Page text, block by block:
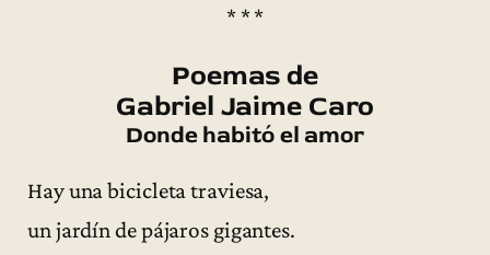
* * *
Poemas de
Gabriel Jaime Caro
Donde habitó el amor
Hay una bicicleta traviesa,
un jardín de pájaros gigantes.